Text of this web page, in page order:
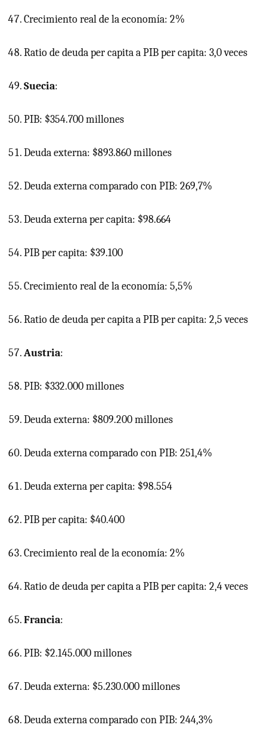
Crecimiento real de la economía: 2%
Ratio de deuda per capita aPIBper capita: 3,0 veces
Suecia:
PIB: $354.700 millones
Deuda externa: $893.860 millones
Deuda externa comparado con PIB: 269,7%
Deuda externa per capita: $98.664
PIBper capita: $39.100
Crecimiento real de la economía: 5,5%
Ratio de deuda per capita aPIBper capita: 2,5 veces
Austria:
PIB: $332.000 millones
Deuda externa: $809.200 millones
Deuda externa comparado con PIB: 251,4%
Deuda externa per capita: $98.554
PIBper capita: $40.400
Crecimiento real de la economía: 2%
Ratio de deuda per capita aPIBper capita: 2,4 veces
Francia:
PIB: $2.145.000 millones
Deuda externa: $5.230.000 millones
Deuda externa comparado con PIB: 244,3%